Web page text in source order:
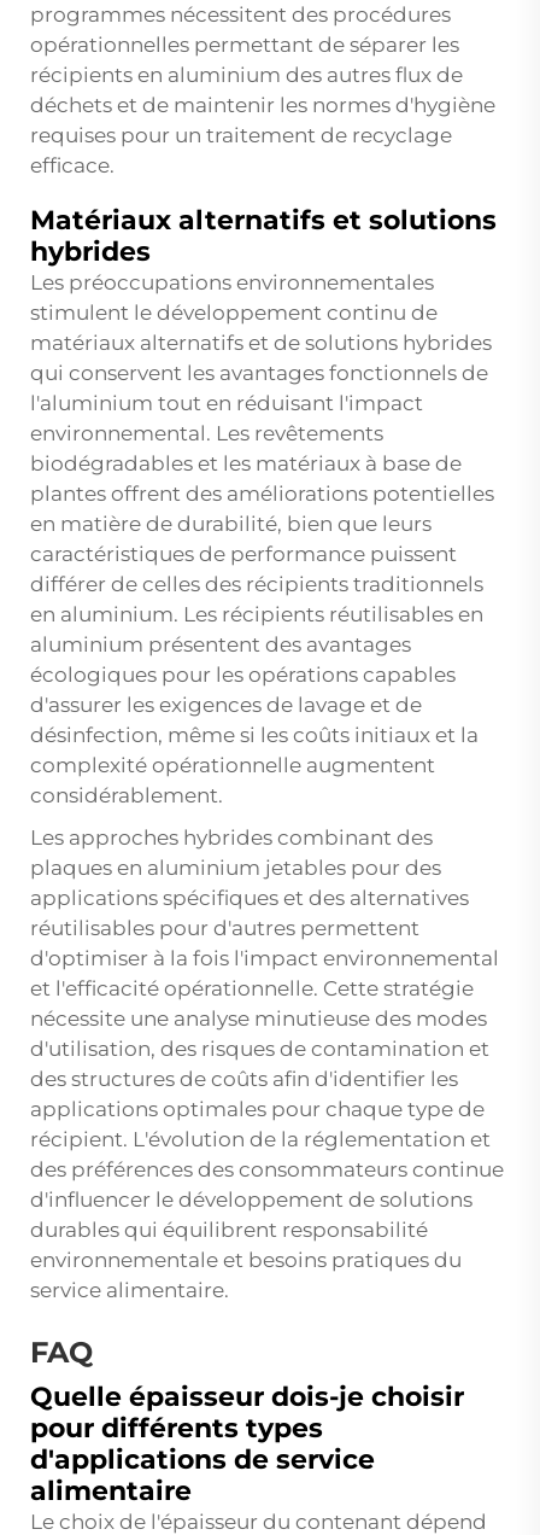
programmes nécessitent des procédures
opérationnelles permettant de séparer les
récipients en aluminium des autres flux de
déchets et de maintenir les normes d'hygiène
requises pour un traitement de recyclage
efficace.
Matériaux alternatifs et solutions
hybrides
Les préoccupations environnementales
stimulent le développement continu de
matériaux alternatifs et de solutions hybrides
qui conservent les avantages fonctionnels de
l'aluminium tout en réduisant l'impact
environnemental. Les revêtements
biodégradables et les matériaux à base de
plantes offrent des améliorations potentielles
en matière de durabilité, bien que leurs
caractéristiques de performance puissent
différer de celles des récipients traditionnels
en aluminium. Les récipients réutilisables en
aluminium présentent des avantages
écologiques pour les opérations capables
d'assurer les exigences de lavage et de
désinfection, même si les coûts initiaux et la
complexité opérationnelle augmentent
considérablement.
Les approches hybrides combinant des
plaques en aluminium jetables pour des
applications spécifiques et des alternatives
réutilisables pour d'autres permettent
d'optimiser à la fois l'impact environnemental
et l'efficacité opérationnelle. Cette stratégie
nécessite une analyse minutieuse des modes
d'utilisation, des risques de contamination et
des structures de coûts afin d'identifier les
applications optimales pour chaque type de
récipient. L'évolution de la réglementation et
des préférences des consommateurs continue
d'influencer le développement de solutions
durables qui équilibrent responsabilité
environnementale et besoins pratiques du
service alimentaire.
FAQ
Quelle épaisseur dois-je choisir
pour différents types
d'applications de service
alimentaire
Le choix de l'épaisseur du contenant dépend